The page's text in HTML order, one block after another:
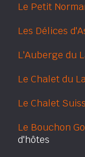
Le Petit
Les Délices
L'Auberge du
Le Chalet du
Le Chalet
Le Bouchon
d'hôtes